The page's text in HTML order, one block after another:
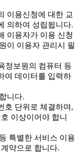
이용신청에 대한 교
의하여 성립됩니다.
이용자가 이용 신청
이 이용자 관리시 필
정보원의 컴퓨터 등
여 데이터를 입력하
니다.
단위로 체결하며,
이상이어야 합니
특별한 서비스 이용
약으로 합니다.